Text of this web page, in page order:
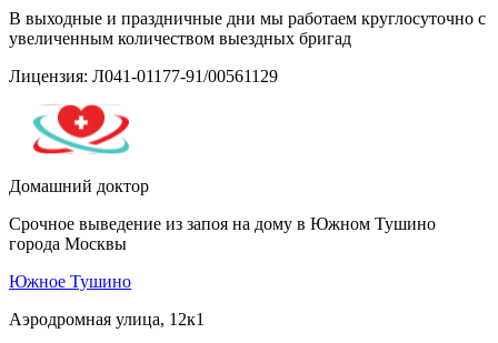
В выходные и праздничные дни мы работаем круглосуточно с
увеличенным количеством выездных бригад
Лицензия: Л041-01177-91/00561129
Домашний доктор
Срочное выведение из запоя на дому в Южном Тушино
города Москвы
Южное Тушино
Аэродромная улица, 12к1